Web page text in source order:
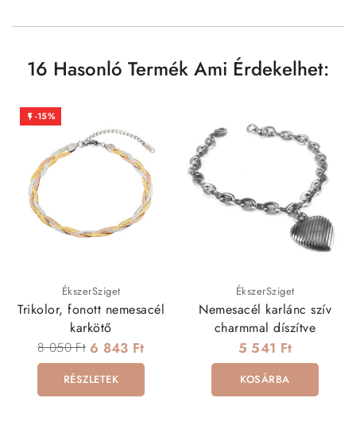
16 Hasonló Termék Ami Érdekelhet:
 -15%
ÉkszerSziget
Trikolor, fonott nemesacél
karkötő
8 050 Ft 6 843 Ft
RÉSZLETEK
ÉkszerSziget
Nemesacél karlánc szív
charmmal díszítve
5 541 Ft
KOSÁRBA